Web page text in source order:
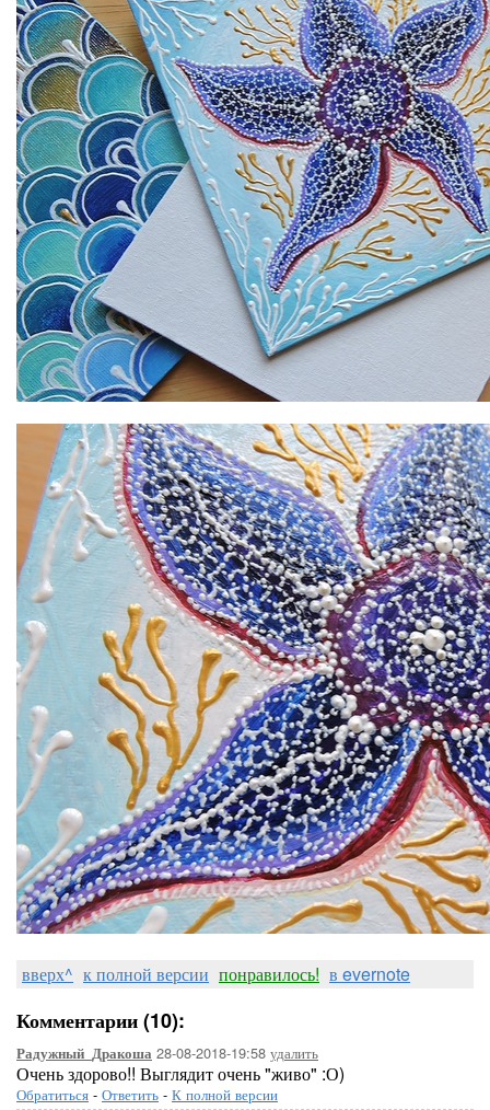
вверх^ к полной версии понравилось! в evernote
Комментарии (10):
Радужный_Дракоша 28-08-2018-19:58 удалить
Очень здорово!! Выглядит очень "живо" :О)
Обратиться - Ответить - К полной версии